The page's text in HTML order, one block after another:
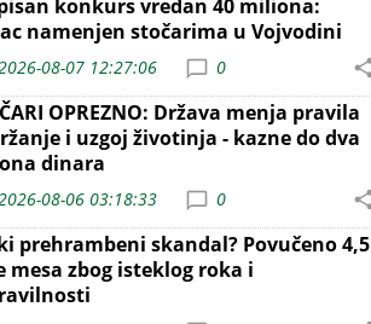
konkurs vredan 40 miliona:
namenjen stočarima u Vojvodini
08-07 12:27:06 0
OPREZNO: Država menja pravila
i uzgoj životinja - kazne do dva
dinara
08-06 03:18:33 0
prehrambeni skandal? Povučeno 4,5
mesa zbog isteklog roka i